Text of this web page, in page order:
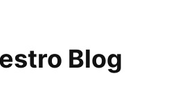
Blog